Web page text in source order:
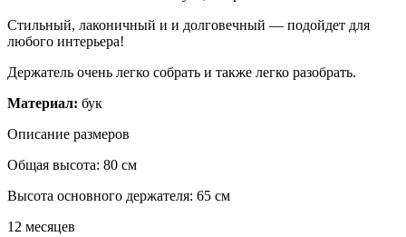
Стильный, лаконичный и и долговечный — подойдет для
любого интерьера!
Держатель очень легко собрать и также легко разобрать.
Материал: бук
Описание размеров
Общая высота: 80 см
Высота основного держателя: 65 см
12 месяцев